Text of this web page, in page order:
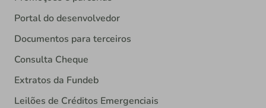
Portal do desenvolvedor
Documentos para terceiros
Consulta Cheque
Extratos da Fundeb
Leilões de Créditos Emergenciais